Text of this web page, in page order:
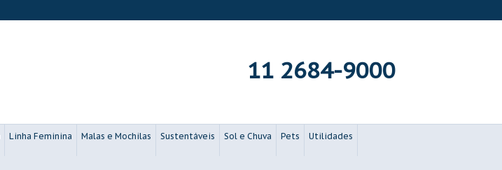
11 2684-9000
Linha Feminina Malas e Mochilas Sustentáveis Sol e Chuva Pets Utilidades